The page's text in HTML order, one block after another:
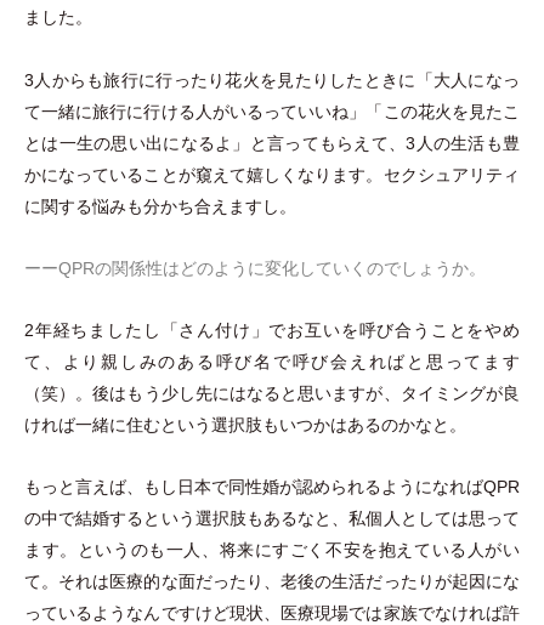
ました。
3人からも旅行に行ったり花火を見たりしたときに 「大人になっ
て一緒に旅行に行ける人がいるっていいね 」 「 この花火を見たこ
とは一生の思い出になるよ 」
と言ってもらえて、3人の生活も豊
かになっていることが窺えて嬉しくなります。セクシュアリティ
に関する悩みも分かち合えますし。
ーーQPRの関係性はどのように変化していくのでしょうか。
2年経ちましたし 「さん付け 」 でお互いを呼び合うことをやめ
て、より親しみのある呼び名で呼び会えればと思ってます
（笑）
。後はもう少し先にはなると思いますが、タイミングが良
ければ一緒に住むという選択肢もいつかはあるのかなと。
もっと言えば、もし日本で同性婚が認められるようになればQPR
の中で結婚するという選択肢もあるなと、私個人としては思って
ます。というのも一人、将来にすごく不安を抱えている人がい
て。それは医療的な面だったり、老後の生活だったりが起因にな
っているようなんですけど現状、医療現場では家族でなければ許